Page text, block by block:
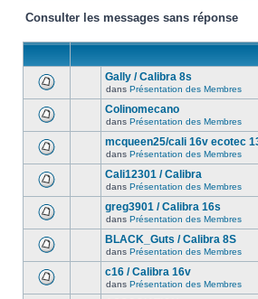
Consulter les messages sans réponse
Gally / Calibra 8s
dans Présentation des Membres
Colinomecano
dans Présentation des Membres
mcqueen25/cali 16v ecotec
dans Présentation des Membres
Cali12301 / Calibra
dans Présentation des Membres
greg3901 / Calibra 16s
dans Présentation des Membres
BLACK_Guts / Calibra 8S
dans Présentation des Membres
c16 / Calibra 16v
dans Présentation des Membres